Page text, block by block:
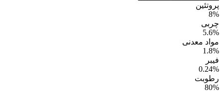
پروتئین
8%
چربی
5.6%
مواد معدنی
1.8%
فیبر
0.24%
رطوبت
80%